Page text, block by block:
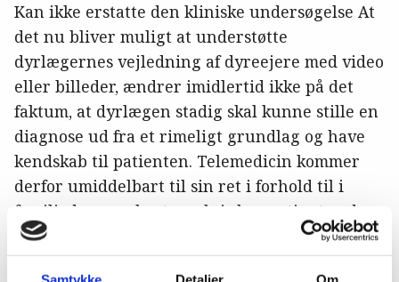
Kan ikke erstatte den kliniske undersøgelse At
det nu bliver muligt at understøtte
dyrlægernes vejledning af dyreejere med video
eller billeder, ændrer imidlertid ikke på det
faktum, at dyrlægen stadig skal kunne stille en
diagnose ud fra et rimeligt grundlag og have
kendskab til patienten. Telemedicin kommer
derfor umiddelbart til sin ret i forhold til i
familiedyrs- og hestepraksis hos patienter, der
ikke er alvorligt syge eller har brug for akut
hjælp.